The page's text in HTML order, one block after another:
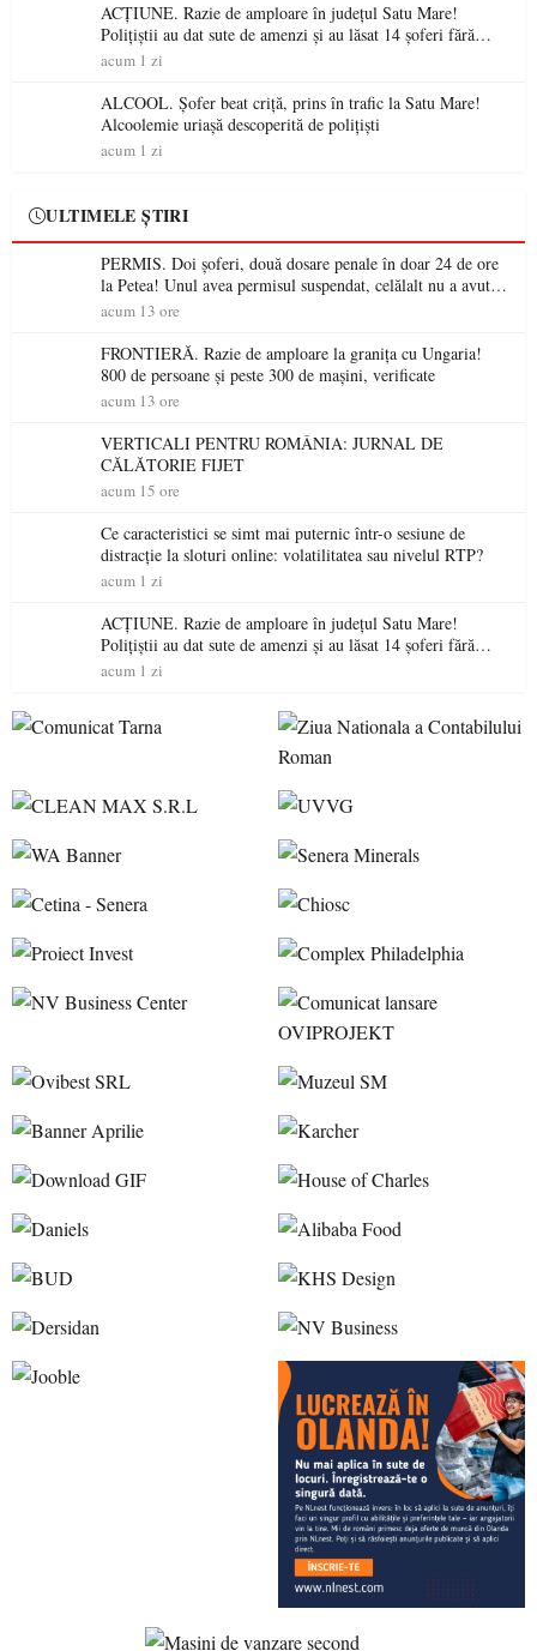
ACȚIUNE. Razie de amploare în județul Satu Mare!
Polițiștii au dat sute de amenzi și au lăsat 14 șoferi fără
permis într-o singură zi
acum 1 zi
ALCOOL. Șofer beat criță, prins în trafic la Satu Mare!
Alcoolemie uriașă descoperită de polițiști
acum 1 zi
ULTIMELE ȘTIRI
PERMIS. Doi șoferi, două dosare penale în doar 24 de ore
la Petea! Unul avea permisul suspendat, celălalt nu a avut
niciodată permis
acum 13 ore
FRONTIERĂ. Razie de amploare la granița cu Ungaria!
800 de persoane și peste 300 de mașini, verificate
acum 13 ore
VERTICALI PENTRU ROMÂNIA: JURNAL DE
CĂLĂTORIE FIJET
acum 15 ore
Ce caracteristici se simt mai puternic într-o sesiune de
distracție la sloturi online: volatilitatea sau nivelul RTP?
acum 1 zi
ACȚIUNE. Razie de amploare în județul Satu Mare!
Polițiștii au dat sute de amenzi și au lăsat 14 șoferi fără
permis într-o singură zi
acum 1 zi